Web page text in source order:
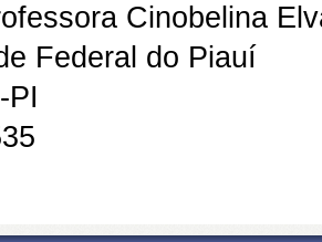
Cinobelina
Federal do Piauí
PI